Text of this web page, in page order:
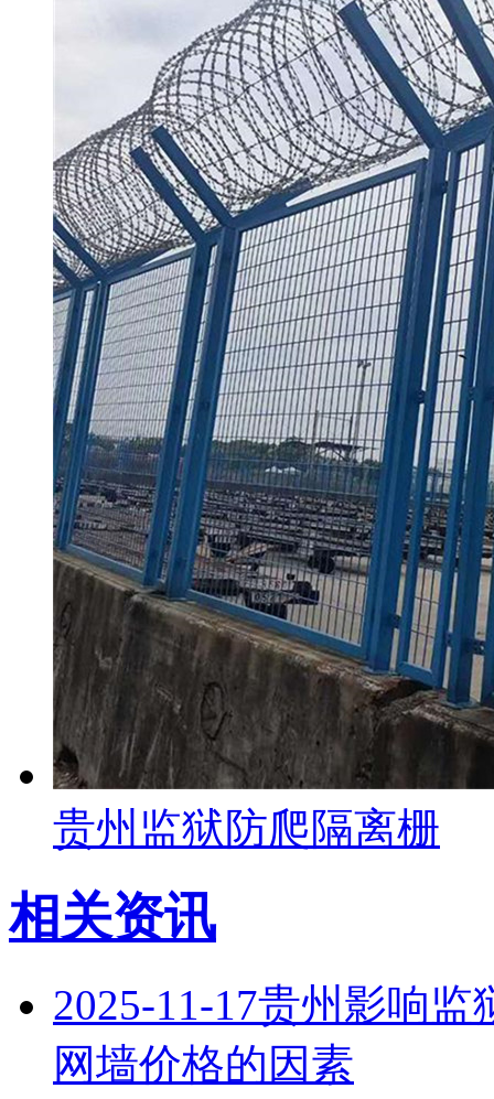
贵州监狱防爬隔离栅
相关资讯
2025-11-17贵州影响监
网墙价格的因素